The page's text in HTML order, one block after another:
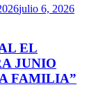
julio 6, 2026
EL
JUNIO
FAMILIA”